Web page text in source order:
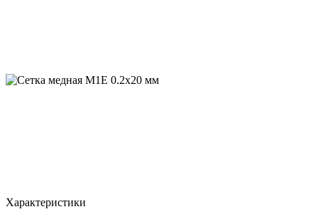
Характеристики